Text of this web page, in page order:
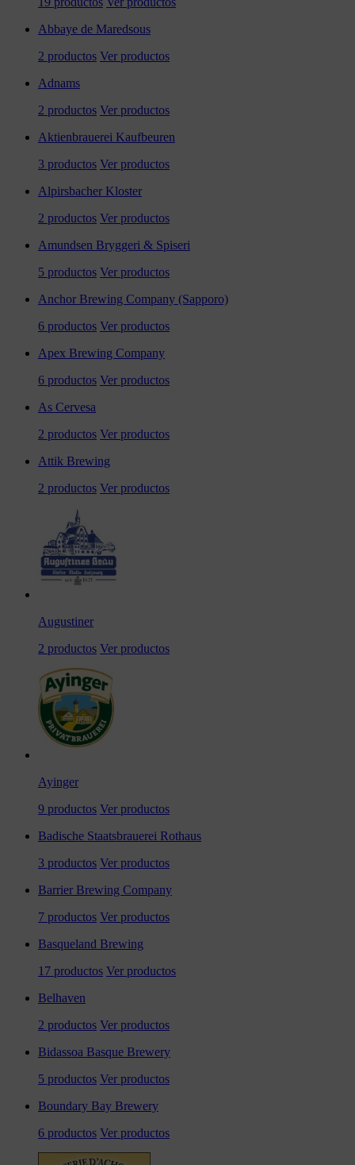
Abbaye de Maredsous
2 productos Ver productos
Adnams
2 productos Ver productos
Aktienbrauerei Kaufbeuren
3 productos Ver productos
Alpirsbacher Kloster
2 productos Ver productos
Amundsen Bryggeri & Spiseri
5 productos Ver productos
Anchor Brewing Company (Sapporo)
6 productos Ver productos
Apex Brewing Company
6 productos Ver productos
As Cervesa
2 productos Ver productos
Attik Brewing
2 productos Ver productos
Augustiner
2 productos Ver productos
Ayinger
9 productos Ver productos
Badische Staatsbrauerei Rothaus
3 productos Ver productos
Barrier Brewing Company
7 productos Ver productos
Basqueland Brewing
17 productos Ver productos
Belhaven
2 productos Ver productos
Bidassoa Basque Brewery
5 productos Ver productos
Boundary Bay Brewery
6 productos Ver productos